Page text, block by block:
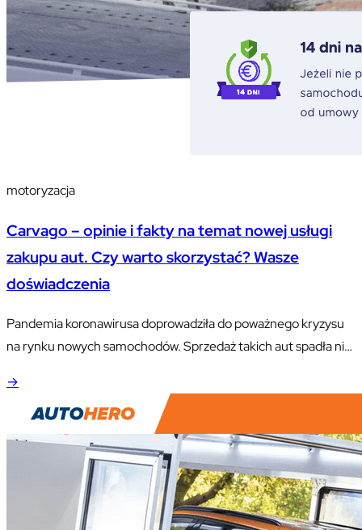
motoryzacja
Carvago – opinie i fakty na temat nowej usługi
zakupu aut. Czy warto skorzystać? Wasze
doświadczenia
Pandemia koronawirusa doprowadziła do poważnego kryzysu
na rynku nowych samochodów. Sprzedaż takich aut spadła nie
z dostawami i ogromnymi brakami na parkingach dealerów.
→